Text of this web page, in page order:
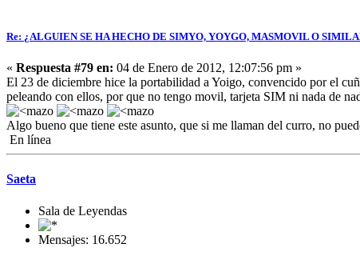
Re: ¿ALGUIEN SE HA HECHO DE SIMYO, YOYGO, MASMOVIL O
« Respuesta #79 en: 04 de Enero de 2012, 12:07:56 pm »
El 23 de diciembre hice la portabilidad a Yoigo, convencido por el
peleando con ellos, por que no tengo movil, tarjeta SIM ni nada de
Algo bueno que tiene este asunto, que si me llaman del curro, no
En línea
Saeta
Sala de Leyendas
Mensajes: 16.652